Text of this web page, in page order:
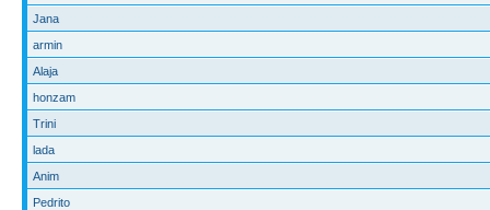
Jana
armin
Alaja
honzam
Trini
lada
Anim
Pedrito